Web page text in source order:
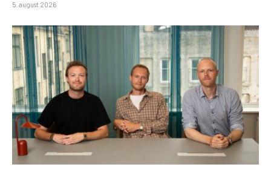
5. august 2026